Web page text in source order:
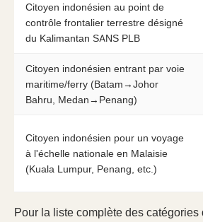
Citoyen indonésien au point de
contrôle frontalier terrestre désigné
du Kalimantan SANS PLB
Citoyen indonésien entrant par voie
maritime/ferry (Batam→Johor
Bahru, Medan→Penang)
Citoyen indonésien pour un voyage
à l'échelle nationale en Malaisie
(Kuala Lumpur, Penang, etc.)
Pour la liste complète des